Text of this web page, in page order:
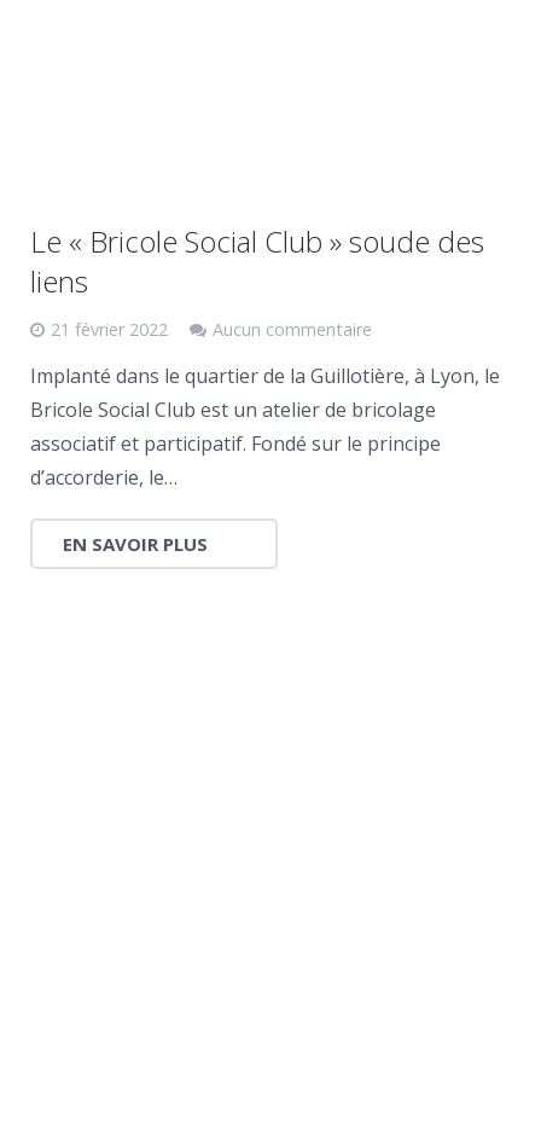
Le « Bricole Social Club » soude des
liens
21 février 2022 Aucun commentaire
Implanté dans le quartier de la Guillotière, à Lyon, le
Bricole Social Club est un atelier de bricolage
associatif et participatif. Fondé sur le principe
d’accorderie, le…
EN SAVOIR PLUS